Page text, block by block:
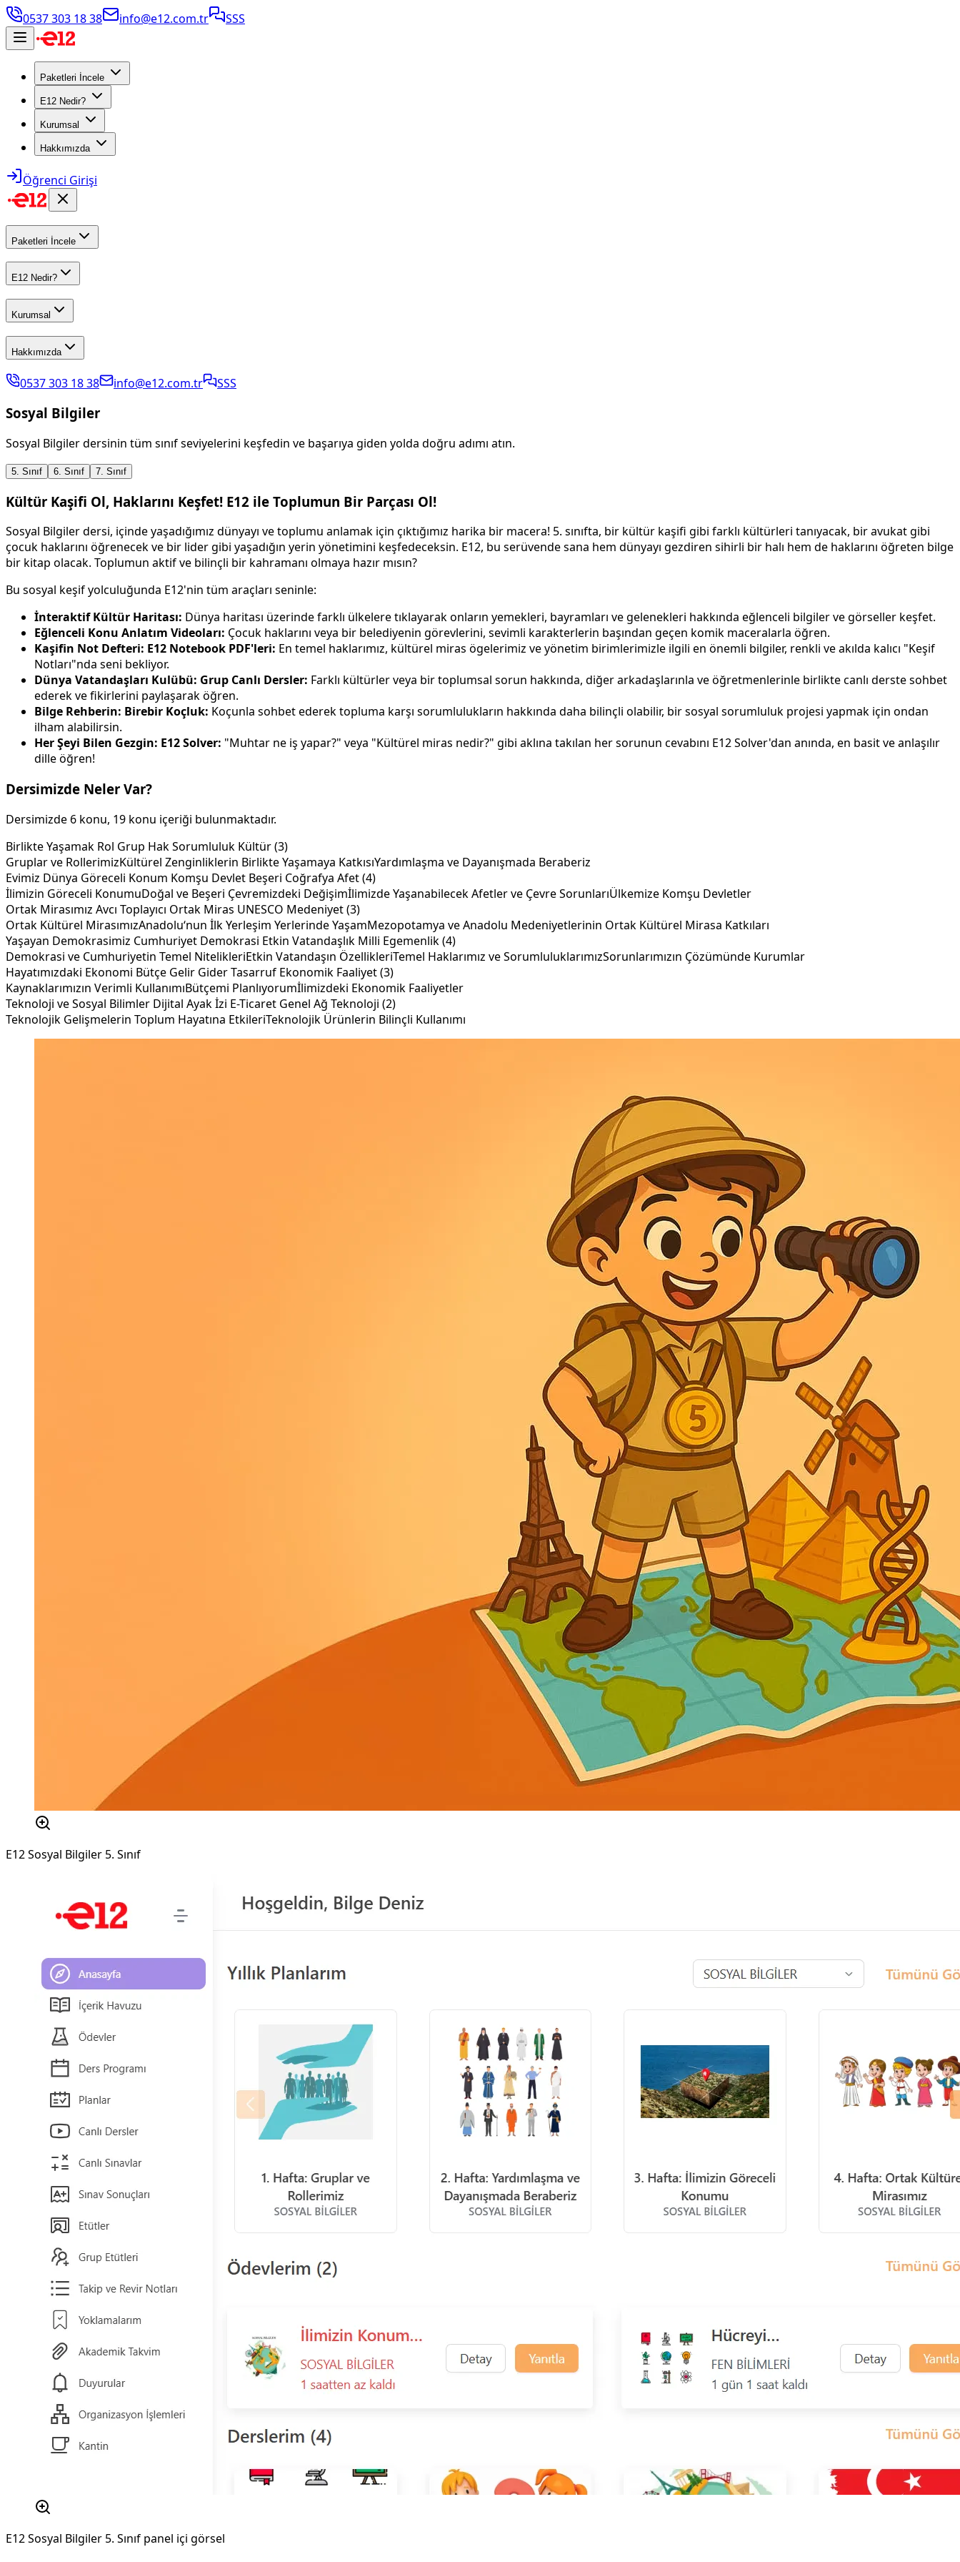
0537 303 18 38 info@e12.com.tr SSS
Paketleri İncele
E12 Nedir?
Kurumsal
Hakkımızda
Öğrenci Girişi
Paketleri İncele
E12 Nedir?
Kurumsal
Hakkımızda
0537 303 18 38 info@e12.com.tr SSS
Sosyal Bilgiler
Sosyal Bilgiler dersinin tüm sınıf seviyelerini keşfedin ve başarıya giden yolda doğru adımı atın.
5. Sınıf 6. Sınıf 7. Sınıf
Kültür Kaşifi Ol, Haklarını Keşfet! E12 ile Toplumun Bir Parçası Ol!
Sosyal Bilgiler dersi, içinde yaşadığımız dünyayı ve toplumu anlamak için çıktığımız harika bir macera! 5. sınıfta, bir kültür kaşifi gibi farklı kültürleri tanıyacak, bir avukat gibi
çocuk haklarını öğrenecek ve bir lider gibi yaşadığın yerin yönetimini keşfedeceksin. E12, bu serüvende sana hem dünyayı gezdiren sihirli bir halı hem de haklarını öğreten bilge
bir kitap olacak. Toplumun aktif ve bilinçli bir kahramanı olmaya hazır mısın?
Bu sosyal keşif yolculuğunda E12'nin tüm araçları seninle:
İnteraktif Kültür Haritası: Dünya haritası üzerinde farklı ülkelere tıklayarak onların yemekleri, bayramları ve gelenekleri hakkında eğlenceli bilgiler ve görseller keşfet.
Eğlenceli Konu Anlatım Videoları: Çocuk haklarını veya bir belediyenin görevlerini, sevimli karakterlerin başından geçen komik maceralarla öğren.
Kaşifin Not Defteri: E12 Notebook PDF'leri: En temel haklarımız, kültürel miras ögelerimiz ve yönetim birimlerimizle ilgili en önemli bilgiler, renkli ve akılda kalıcı "Keşif
Notları"nda seni bekliyor.
Dünya Vatandaşları Kulübü: Grup Canlı Dersler: Farklı kültürler veya bir toplumsal sorun hakkında, diğer arkadaşlarınla ve öğretmenlerinle birlikte canlı derste sohbet
ederek ve fikirlerini paylaşarak öğren.
Bilge Rehberin: Birebir Koçluk: Koçunla sohbet ederek topluma karşı sorumlulukların hakkında daha bilinçli olabilir, bir sosyal sorumluluk projesi yapmak için ondan
ilham alabilirsin.
Her Şeyi Bilen Gezgin: E12 Solver: "Muhtar ne iş yapar?" veya "Kültürel miras nedir?" gibi aklına takılan her sorunun cevabını E12 Solver'dan anında, en basit ve anlaşılır
dille öğren!
Dersimizde Neler Var?
Dersimizde 6 konu, 19 konu içeriği bulunmaktadır.
Birlikte Yaşamak Rol Grup Hak Sorumluluk Kültür (3)
Gruplar ve RollerimizKültürel Zenginliklerin Birlikte Yaşamaya KatkısıYardımlaşma ve Dayanışmada Beraberiz
Evimiz Dünya Göreceli Konum Komşu Devlet Beşeri Coğrafya Afet (4)
İlimizin Göreceli KonumuDoğal ve Beşeri Çevremizdeki Değişimİlimizde Yaşanabilecek Afetler ve Çevre SorunlarıÜlkemize Komşu Devletler
Ortak Mirasımız Avcı Toplayıcı Ortak Miras UNESCO Medeniyet (3)
Ortak Kültürel MirasımızAnadolu‘nun İlk Yerleşim Yerlerinde YaşamMezopotamya ve Anadolu Medeniyetlerinin Ortak Kültürel Mirasa Katkıları
Yaşayan Demokrasimiz Cumhuriyet Demokrasi Etkin Vatandaşlık Milli Egemenlik (4)
Demokrasi ve Cumhuriyetin Temel NitelikleriEtkin Vatandaşın ÖzellikleriTemel Haklarımız ve SorumluluklarımızSorunlarımızın Çözümünde Kurumlar
Hayatımızdaki Ekonomi Bütçe Gelir Gider Tasarruf Ekonomik Faaliyet (3)
Kaynaklarımızın Verimli KullanımıBütçemi Planlıyorumİlimizdeki Ekonomik Faaliyetler
Teknoloji ve Sosyal Bilimler Dijital Ayak İzi E-Ticaret Genel Ağ Teknoloji (2)
Teknolojik Gelişmelerin Toplum Hayatına EtkileriTeknolojik Ürünlerin Bilinçli Kullanımı
E12 Sosyal Bilgiler 5. Sınıf
E12 Sosyal Bilgiler 5. Sınıf panel içi görsel